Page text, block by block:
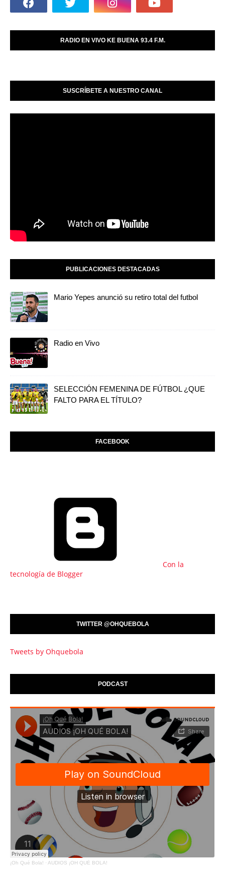
RADIO EN VIVO KE BUENA 93.4 F.M.
SUSCRÍBETE A NUESTRO CANAL
PUBLICACIONES DESTACADAS
Mario Yepes anunció su retiro total del futbol
Radio en Vivo
SELECCIÓN FEMENINA DE FÚTBOL ¿QUE
FALTO PARA EL TÍTULO?
FACEBOOK
Con la
tecnología de Blogger
TWITTER @OHQUEBOLA
Tweets by Ohquebola
PODCAST
¡Oh Qué Bola! · AUDIOS ¡OH QUÉ BOLA!